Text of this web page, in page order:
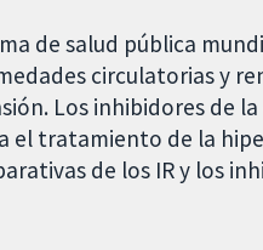
de salud pública
circulatorias y
Los inhibidores de
el tratamiento de la
de los IR y los